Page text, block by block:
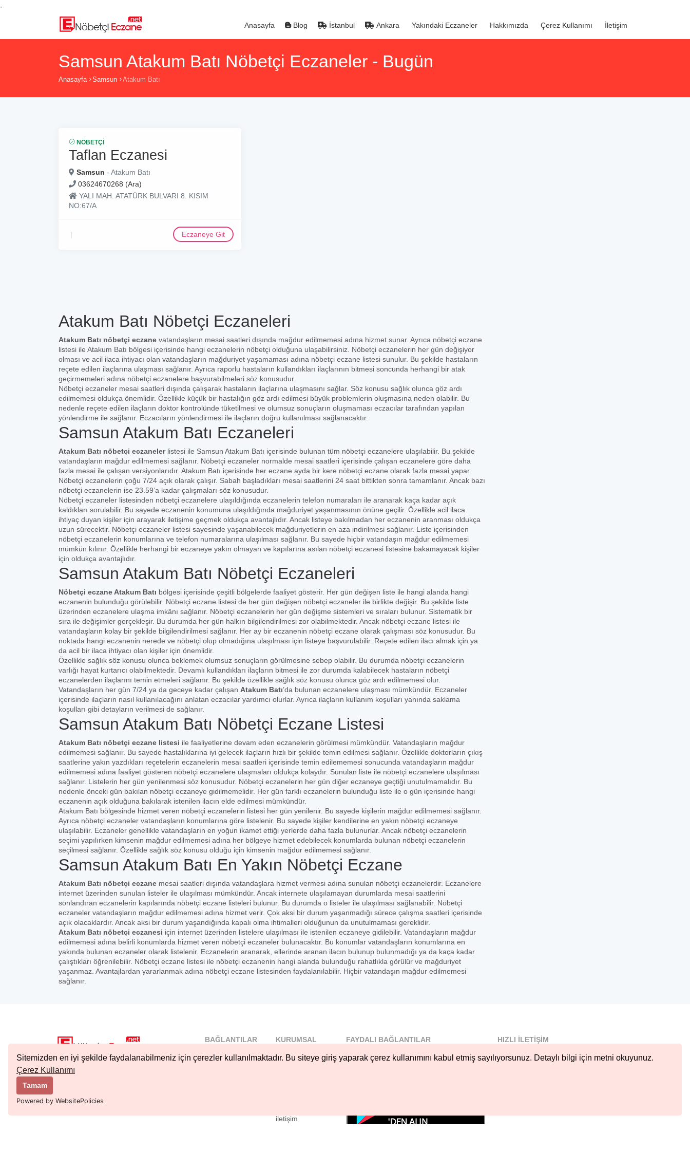
Sitemizden en iyi şekilde faydalanabilmeniz için çerezler kullanılmaktadır. Bu siteye giriş yaparak çerez kullanımını kabul etmiş sayılıyorsunuz. Detaylı bilgi için metni okuyunuz.
Çerez Kullanımı
Tamam
Powered by WebsitePolicies
Anasayfa Blog İstanbul Ankara Yakındaki Eczaneler Hakkımızda Çerez Kullanımı İletişim
Samsun Atakum Batı Nöbetçi Eczaneler - Bugün
Anasayfa Samsun Atakum Batı
NÖBETÇI
Taflan Eczanesi
Samsun - Atakum Batı
03624670268 (Ara)
YALI MAH. ATATÜRK BULVARI 8. KISIM
NO:67/A
Eczaneye Git
Atakum Batı Nöbetçi Eczaneleri
Atakum Batı nöbetçi eczane vatandaşların mesai saatleri dışında mağdur edilmemesi adına hizmet sunar. Ayrıca nöbetçi eczane
listesi ile Atakum Batı bölgesi içerisinde hangi eczanelerin nöbetçi olduğuna ulaşabilirsiniz. Nöbetçi eczanelerin her gün değişiyor
olması ve acil ilaca ihtiyacı olan vatandaşların mağduriyet yaşamaması adına nöbetçi eczane listesi sunulur. Bu şekilde hastaların
reçete edilen ilaçlarına ulaşması sağlanır. Ayrıca raporlu hastaların kullandıkları ilaçlarının bitmesi soncunda herhangi bir atak
geçirmemeleri adına nöbetçi eczanelere başvurabilmeleri söz konusudur.
Nöbetçi eczaneler mesai saatleri dışında çalışarak hastaların ilaçlarına ulaşmasını sağlar. Söz konusu sağlık olunca göz ardı
edilmemesi oldukça önemlidir. Özellikle küçük bir hastalığın göz ardı edilmesi büyük problemlerin oluşmasına neden olabilir. Bu
nedenle reçete edilen ilaçların doktor kontrolünde tüketilmesi ve olumsuz sonuçların oluşmaması eczacılar tarafından yapılan
yönlendirme ile sağlanır. Eczacıların yönlendirmesi ile ilaçların doğru kullanılması sağlanacaktır.
Samsun Atakum Batı Eczaneleri
Atakum Batı nöbetçi eczanelerlistesi ile Samsun Atakum Batı içerisinde bulunan tüm nöbetçi eczanelere ulaşılabilir. Bu şekilde
vatandaşların mağdur edilmemesi sağlanır. Nöbetçi eczaneler normalde mesai saatleri içerisinde çalışan eczanelere göre daha
fazla mesai ile çalışan versiyonlarıdır. Atakum Batı içerisinde her eczane ayda bir kere nöbetçi eczane olarak fazla mesai yapar.
Nöbetçi eczanelerin çoğu 7/24 açık olarak çalışır. Sabah başladıkları mesai saatlerini 24 saat bittikten sonra tamamlanır. Ancak bazı
nöbetçi eczanelerin ise 23.59’a kadar çalışmaları söz konusudur.
Nöbetçi eczaneler listesinden nöbetçi eczanelere ulaşıldığında eczanelerin telefon numaraları ile aranarak kaça kadar açık
kaldıkları sorulabilir. Bu sayede eczanenin konumuna ulaşıldığında mağduriyet yaşanmasının önüne geçilir. Özellikle acil ilaca
ihtiyaç duyan kişiler için arayarak iletişime geçmek oldukça avantajlıdır. Ancak listeye bakılmadan her eczanenin aranması oldukça
uzun sürecektir. Nöbetçi eczaneler listesi sayesinde yaşanabilecek mağduriyetlerin en aza indirilmesi sağlanır. Liste içerisinden
nöbetçi eczanelerin konumlarına ve telefon numaralarına ulaşılması sağlanır. Bu sayede hiçbir vatandaşın mağdur edilmemesi
mümkün kılınır. Özellikle herhangi bir eczaneye yakın olmayan ve kapılarına asılan nöbetçi eczanesi listesine bakamayacak kişiler
için oldukça avantajlıdır.
Samsun Atakum Batı Nöbetçi Eczaneleri
Nöbetçi eczane Atakum Batı bölgesi içerisinde çeşitli bölgelerde faaliyet gösterir. Her gün değişen liste ile hangi alanda hangi
eczanenin bulunduğu görülebilir. Nöbetçi eczane listesi de her gün değişen nöbetçi eczaneler ile birlikte değişir. Bu şekilde liste
üzerinden eczanelere ulaşma imkânı sağlanır. Nöbetçi eczanelerin her gün değişme sistemleri ve sıraları bulunur. Sistematik bir
sıra ile değişimler gerçekleşir. Bu durumda her gün halkın bilgilendirilmesi zor olabilmektedir. Ancak nöbetçi eczane listesi ile
vatandaşların kolay bir şekilde bilgilendirilmesi sağlanır. Her ay bir eczanenin nöbetçi eczane olarak çalışması söz konusudur. Bu
noktada hangi eczanenin nerede ve nöbetçi olup olmadığına ulaşılması için listeye başvurulabilir. Reçete edilen ilacı almak için ya
da acil bir ilaca ihtiyacı olan kişiler için önemlidir.
Özellikle sağlık söz konusu olunca beklemek olumsuz sonuçların görülmesine sebep olabilir. Bu durumda nöbetçi eczanelerin
varlığı hayat kurtarıcı olabilmektedir. Devamlı kullandıkları ilaçların bitmesi ile zor durumda kalabilecek hastaların nöbetçi
eczanelerden ilaçlarını temin etmeleri sağlanır. Bu şekilde özellikle sağlık söz konusu olunca göz ardı edilmemesi olur.
Vatandaşların her gün 7/24 ya da geceye kadar çalışan Atakum Batı’da bulunan eczanelere ulaşması mümkündür. Eczaneler
içerisinde ilaçların nasıl kullanılacağını anlatan eczacılar yardımcı olurlar. Ayrıca ilaçların kullanım koşulları yanında saklama
koşulları gibi detayların verilmesi de sağlanır.
Samsun Atakum Batı Nöbetçi Eczane Listesi
Atakum Batı nöbetçi eczane listesi ile faaliyetlerine devam eden eczanelerin görülmesi mümkündür. Vatandaşların mağdur
edilmemesi sağlanır. Bu sayede hastalıklarına iyi gelecek ilaçların hızlı bir şekilde temin edilmesi sağlanır. Özellikle doktorların çıkış
saatlerine yakın yazdıkları reçetelerin eczanelerin mesai saatleri içerisinde temin edilememesi sonucunda vatandaşların mağdur
edilmemesi adına faaliyet gösteren nöbetçi eczanelere ulaşmaları oldukça kolaydır. Sunulan liste ile nöbetçi eczanelere ulaşılması
sağlanır. Listelerin her gün yenilenmesi söz konusudur. Nöbetçi eczanelerin her gün diğer eczaneye geçtiği unutulmamalıdır. Bu
nedenle önceki gün bakılan nöbetçi eczaneye gidilmemelidir. Her gün farklı eczanelerin bulunduğu liste ile o gün içerisinde hangi
eczanenin açık olduğuna bakılarak istenilen ilacın elde edilmesi mümkündür.
Atakum Batı bölgesinde hizmet veren nöbetçi eczanelerin listesi her gün yenilenir. Bu sayede kişilerin mağdur edilmemesi sağlanır.
Ayrıca nöbetçi eczaneler vatandaşların konumlarına göre listelenir. Bu sayede kişiler kendilerine en yakın nöbetçi eczaneye
ulaşılabilir. Eczaneler genellikle vatandaşların en yoğun ikamet ettiği yerlerde daha fazla bulunurlar. Ancak nöbetçi eczanelerin
seçimi yapılırken kimsenin mağdur edilmemesi adına her bölgeye hizmet edebilecek konumlarda bulunan nöbetçi eczanelerin
seçilmesi sağlanır. Özellikle sağlık söz konusu olduğu için kimsenin mağdur edilmemesi sağlanır.
Samsun Atakum Batı En Yakın Nöbetçi Eczane
Atakum Batı nöbetçi eczane mesai saatleri dışında vatandaşlara hizmet vermesi adına sunulan nöbetçi eczanelerdir. Eczanelere
internet üzerinden sunulan listeler ile ulaşılması mümkündür. Ancak internete ulaşılamayan durumlarda mesai saatlerini
sonlandıran eczanelerin kapılarında nöbetçi eczane listeleri bulunur. Bu durumda o listeler ile ulaşılması sağlanabilir. Nöbetçi
eczaneler vatandaşların mağdur edilmemesi adına hizmet verir. Çok aksi bir durum yaşanmadığı sürece çalışma saatleri içerisinde
açık olacaklardır. Ancak aksi bir durum yaşandığında kapalı olma ihtimalleri olduğunun da unutulmaması gereklidir.
Atakum Batı nöbetçi eczanesi için internet üzerinden listelere ulaşılması ile istenilen eczaneye gidilebilir. Vatandaşların mağdur
edilmemesi adına belirli konumlarda hizmet veren nöbetçi eczaneler bulunacaktır. Bu konumlar vatandaşların konumlarına en
yakında bulunan eczaneler olarak listelenir. Eczanelerin aranarak, ellerinde aranan ilacın bulunup bulunmadığı ya da kaça kadar
çalıştıkları öğrenilebilir. Nöbetçi eczane listesi ile nöbetçi eczanenin hangi alanda bulunduğu rahatlıkla görülür ve mağduriyet
yaşanmaz. Avantajlardan yararlanmak adına nöbetçi eczane listesinden faydalanılabilir. Hiçbir vatandaşın mağdur edilmemesi
sağlanır.
Copyright © 2023 Tüm Hakları Saklıdır.
BAĞLANTILAR
Nöbetçi...
KURUMSAL
Hakkımızda
iletişim
FAYDALI BAĞLANTILAR
HIZLI İLETIŞIM